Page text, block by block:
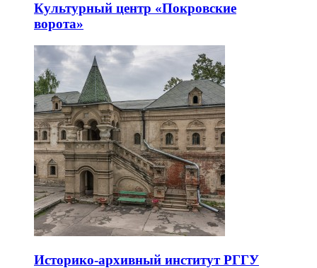
Культурный центр «Покровские
ворота»
Историко-архивный институт РГГУ